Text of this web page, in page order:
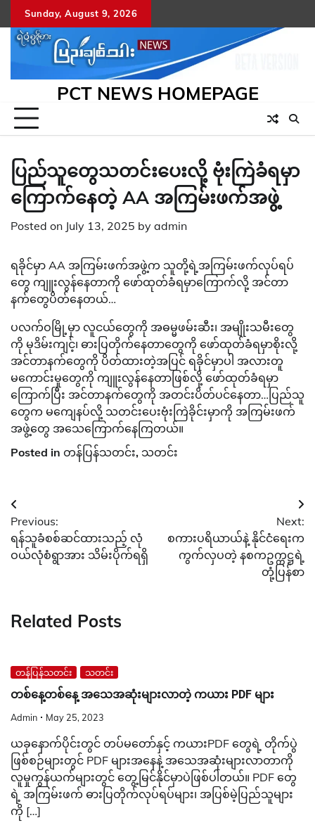
to
content
Sunday, August 9, 2026
PCT NEWS HOMEPAGE
ပြည်သူတွေသတင်းပေးလို့ ဗုံးကြဲခံရမှာ
ကြောက်နေတဲ့ AA အကြမ်းဖက်အဖွဲ့
Posted on July 13, 2025 by admin
ရခိုင်မှာ AA အကြမ်းဖက်အဖွဲ့က သူတို့ရဲ့အကြမ်းဖက်လုပ်ရပ်
တွေ ကျူးလွန်နေတာကို ဖော်ထုတ်ခံရမှာကြောက်လို့ အင်တာ
နက်တွေပိတ်နေတယ်…
ပလက်ဝမြို့မှာ လူငယ်တွေကို အဓမ္မဖမ်းဆီး၊ အမျိုးသမီးတွေ
ကို မုဒိမ်းကျင့်၊ ဓားပြတိုက်နေတာတွေကို ဖော်ထုတ်ခံရမှာစိုးလို့
အင်တာနက်တွေကို ပိတ်ထားတဲ့အပြင် ရခိုင်မှာပါ အလားတူ
မကောင်းမှုတွေကို ကျူးလွန်နေတာဖြစ်လို့ ဖော်ထုတ်ခံရမှာ
ကြောက်ပြီး အင်တာနက်တွေကို အတင်းပိတ်ပင်နေတာ…ပြည်သူ
တွေက မကျေနပ်လို့ သတင်းပေးဗုံးကြဲခိုင်းမှာကို အကြမ်းဖက်
အဖွဲ့တွေ အသေကြောက်နေကြတယ်။
Posted in တန်ပြန်သတင်း, သတင်း
Post
navigation
Previous:
ရန်သူခံစစ်ဆင်ထားသည့် လုံ
ဝယ်လုံစံရွာအား သိမ်းပိုက်ရရှိ
Next:
စကားပရိယာယ်နဲ့ နိုင်ငံရေးက
ကွက်လှပတဲ့ နစကဥက္ကဋ္ဌရဲ့
တုံ့ပြန်စာ
Related Posts
တန်ပြန်သတင်း သတင်း
တစ်နေ့တစ်နေ့ အသေအဆုံးများလာတဲ့ ကယား PDF များ
Admin May 25, 2023
ယခုနောက်ပိုင်းတွင် တပ်မတော်နှင့် ကယားPDF တွေရဲ့ တိုက်ပွဲ
ဖြစ်စဉ်များတွင် PDF များအနေနဲ့ အသေအဆုံးများလာတာကို
လူမှုကွန်ယက်များတွင် တွေ့မြင်နိုင်မှာပဲဖြစ်ပါတယ်။ PDF တွေ
ရဲ့ အကြမ်းဖက် ဓားပြတိုက်လုပ်ရပ်များ၊ အပြစ်မဲ့ပြည်သူများ
ကို […]